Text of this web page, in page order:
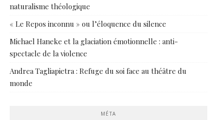
naturalisme théologique
« Le Repos inconnu » ou l’éloquence du silence
Michael Haneke et la glaciation émotionnelle : anti-
spectacle de la violence
Andrea Tagliapietra : Refuge du soi face au théâtre du
monde
MÉTA